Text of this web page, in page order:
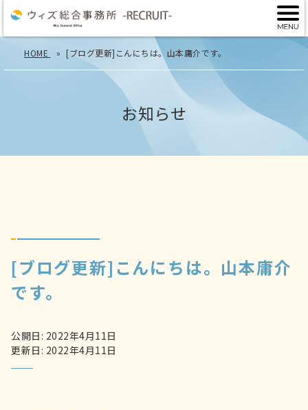
HOME [ブログ更新]こんにちは。山本庸介です。
お知らせ
[ブログ更新]こんにちは。山本庸介
です。
公開日: 2022年4月11日
更新日: 2022年4月11日